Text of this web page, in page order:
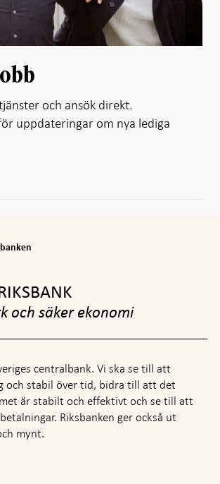
och ansök direkt.
uppdateringar om nya lediga
och säker ekonomi
centralbank. Vi ska se till att
och stabil över tid, bidra till att det
är stabilt och effektivt och se till att
Riksbanken ger också ut
mynt.